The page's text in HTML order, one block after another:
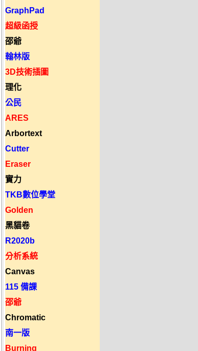
GraphPad
超級函授
邵爺
翰林版
3D技術插圖
理化
公民
ARES
Arbortext
Cutter
Eraser
實力
TKB數位學堂
Golden
黑貓卷
R2020b
分析系統
Canvas
115 備課
邵爺
Chromatic
南一版
Burning